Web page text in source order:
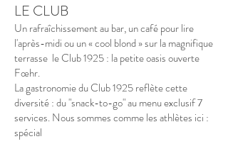
LE CLUB
Un rafraîchissement au bar, un café pour lire
l'après-midi ou un « cool blond » sur la magnifique
terrasse le Club 1925 : la petite oasis ouverte
Fœhr.
La gastronomie du Club 1925 reflète cette
diversité : du "snack-to-go" au menu exclusif 7
services. Nous sommes comme les athlètes ici :
spécial